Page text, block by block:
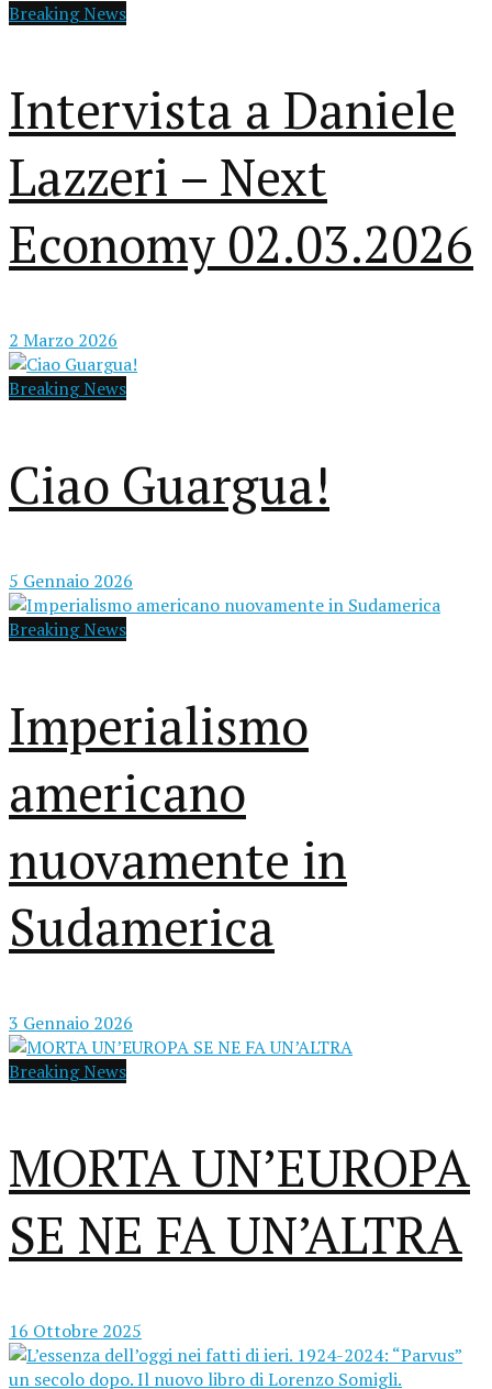
Breaking News
Intervista a Daniele
Lazzeri – Next
Economy 02.03.2026
2 Marzo 2026
Breaking News
Ciao Guargua!
5 Gennaio 2026
Breaking News
Imperialismo
americano
nuovamente in
Sudamerica
3 Gennaio 2026
Breaking News
MORTA UN’EUROPA
SE NE FA UN’ALTRA
16 Ottobre 2025